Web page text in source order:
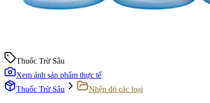
Thuốc Trừ Sâu
Xem ảnh sản phẩm thực tế
Thuốc Trừ Sâu
Nhện đỏ các loại